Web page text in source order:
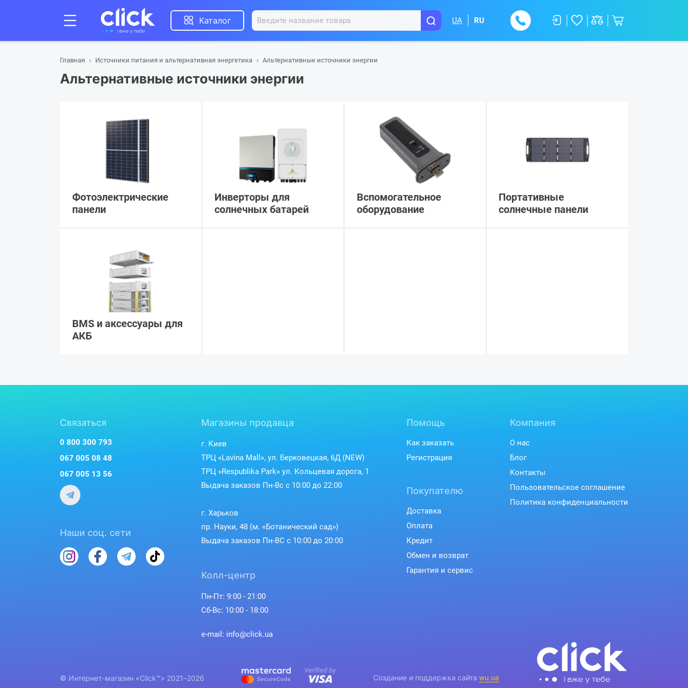
Каталог UA RU
Главная Источники питания и альтернативная энергетика Альтернативные источники энергии
Альтернативные источники энергии
Фотоэлектрические
панели
Инверторы для
солнечных батарей
Вспомогательное
оборудование
Портативные
солнечные панели
BMS и аксессуары для
АКБ
Связаться
0 800 300 793
067 005 08 48
067 005 13 56
Наши соц. сети
Магазины продавца
г. Киев
ТРЦ «Lavina Mall», ул. Берковецкая, 6Д (NEW)
ТРЦ «Respublika Park» ул. Кольцевая дорога, 1
Выдача заказов Пн-Вс с 10:00 до 22:00
г. Харьков
пр. Науки, 48 (м. «Ботанический сад»)
Выдача заказов Пн-ВС с 10:00 до 20:00
Колл-центр
Пн-Пт: 9:00 - 21:00
Сб-Вс: 10:00 - 18:00
e-mail: info@click.ua
Помощь
Как заказать
Регистрация
Покупателю
Доставка
Оплата
Кредит
Обмен и возврат
Гарантия и сервис
Компания
О нас
Блог
Контакты
Пользовательское соглашение
Политика конфиденциальности
© Интернет-магазин «Click™» 2021–2026 Создание и поддержка сайтаwu.ua